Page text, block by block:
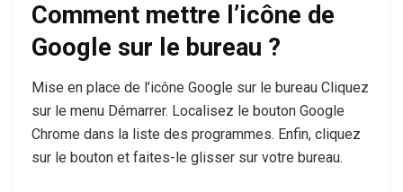
Comment mettre l’icône de
Google sur le bureau ?
Mise en place de l’icône Google sur le bureau Cliquez
sur le menu Démarrer. Localisez le bouton Google
Chrome dans la liste des programmes. Enfin, cliquez
sur le bouton et faites-le glisser sur votre bureau.